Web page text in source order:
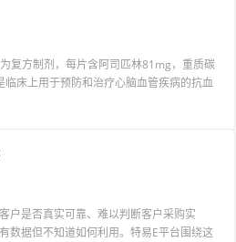
复方制剂，每片含阿司匹林81mg，重质碳
床上用于预防和治疗心脑血管疾病的抗血
户是否真实可靠、难以判断客户采购实
数据但不知道如何利用。特易E平台围绕这